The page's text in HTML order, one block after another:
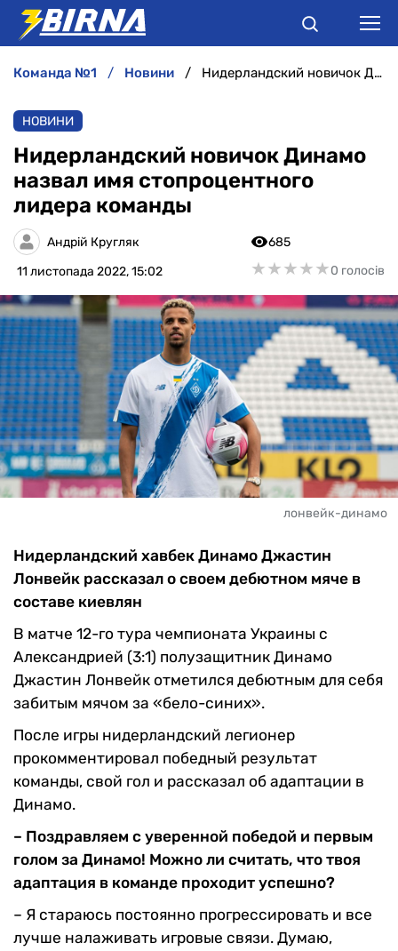
АНАЛІТИКА
ІНТЕРВ'Ю
РІЗНЕ
БУКМЕКЕРИ
команда №1 новини Нидерландский новичок Динамо назвал имя стопроцентного лидера команды
НОВИНИ
Нидерландский новичок Динамо
назвал имя стопроцентного
лидера команды
Андрій Кругляк
11 листопада 2022, 15:02
685
★★★★★
★★★★★0 голосів
лонвейк-динамо
Нидерландский хавбек Динамо Джастин
Лонвейк рассказал о своем дебютном мяче в
составе киевлян
В матче 12-го тура чемпионата Украины с
Александрией (3:1) полузащитник Динамо
Джастин Лонвейк отметился дебютным для себя
забитым мячом за «бело-синих».
После игры нидерландский легионер
прокомментировал победный результат
команды, свой гол и рассказал об адаптации в
Динамо.
– Поздравляем с уверенной победой и первым
голом за Динамо! Можно ли считать, что твоя
адаптация в команде проходит успешно?
– Я стараюсь постоянно прогрессировать и все
лучше налаживать игровые связи. Думаю,